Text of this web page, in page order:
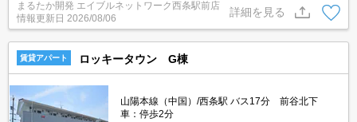
空間を確保できますよ♪カードキー・ＴＶインターホンで防犯対策☆
使い勝手の良い対面式キッチンは２口ガスコンロ付き！
まるたか開発 エイブルネットワーク西条駅前店
情報更新日 2026/08/06
詳細を見る
賃貸アパート ロッキータウン G棟
山陽本線（中国）/西条駅 バス17分 前谷北下
車：停歩2分